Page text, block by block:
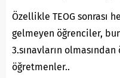
Özellikle TEOG sonrası
gelmeyen öğrenciler,
3.sınavların
öğretmenler..